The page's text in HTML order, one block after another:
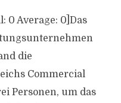
0 Average: 0]Das
die
Commercial
Personen, um das